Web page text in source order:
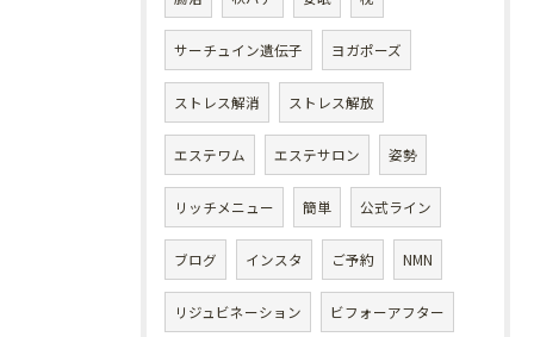
サーチュイン遺伝子 ヨガポーズ
ストレス解消 ストレス解放
エステワム エステサロン 姿勢
リッチメニュー 簡単 公式ライン
ブログ インスタ ご予約 NMN
リジュビネーション ビフォーアフター